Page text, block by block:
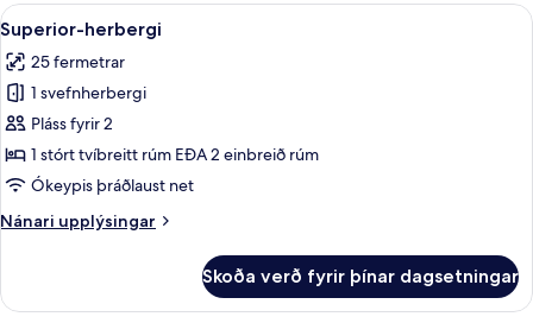
Skoða
allar
myndir
fyrir
Superior-
herbergi
Superior-herbergi | Rúmföt af
6
Superior-herbergi
25 fermetrar
1 svefnherbergi
Pláss fyrir 2
1 stórt tvíbreitt rúm EÐA 2 einbreið rúm
Ókeypis þráðlaust net
Nánari upplýsingar
Nánari
herbergi
Skoða verð fyrir þínar dagsetningar